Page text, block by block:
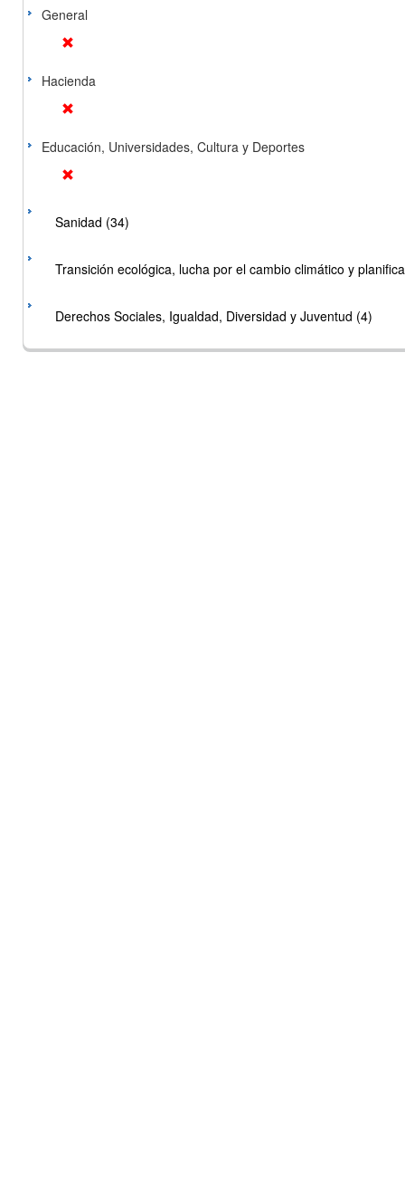
General
Hacienda
Educación, Universidades, Cultura y Deportes
Sanidad (34)
Transición ecológica, lucha por el cambio climático y
Derechos Sociales, Igualdad, Diversidad y Juventud (4)